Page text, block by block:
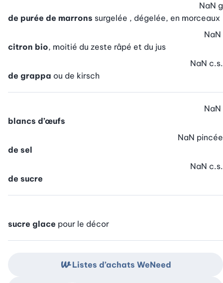
de purée de marrons surgelée , dégelée, en morceaux
NaN g
citron bio, moitié du zeste râpé et du jus
NaN
de grappa ou de kirsch
NaN c.s.
blancs d’œufs
NaN
de sel
NaN pincée
de sucre
NaN c.s.
sucre glace pour le décor
Listes d’achats WeNeed